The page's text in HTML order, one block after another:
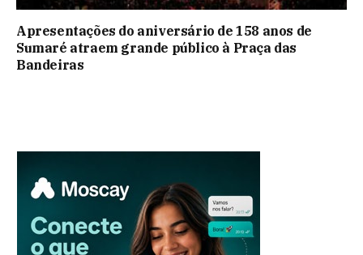
Apresentações do aniversário de 158 anos de
Sumaré atraem grande público à Praça das
Bandeiras